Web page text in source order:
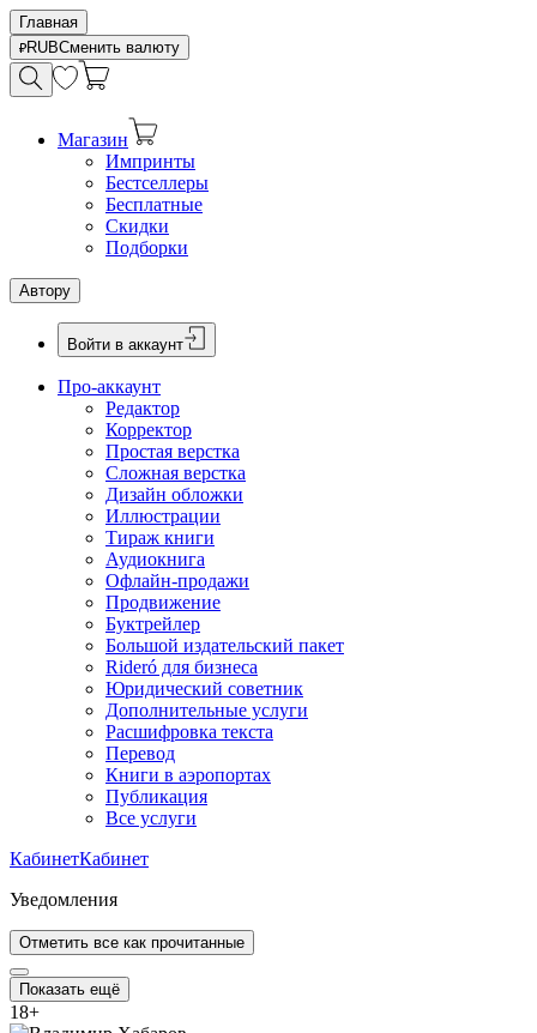
Главная
RUBСменить валюту
Магазин
Импринты
Бестселлеры
Бесплатные
Скидки
Подборки
Автору
Войти в аккаунт
Про-аккаунт
Редактор
Корректор
Простая верстка
Сложная верстка
Дизайн обложки
Иллюстрации
Тираж книги
Аудиокнига
Офлайн-продажи
Продвижение
Буктрейлер
Большой издательский пакет
Rideró для бизнеса
Юридический советник
Дополнительные услуги
Расшифровка текста
Перевод
Книги в аэропортах
Публикация
Все услуги
КабинетКабинет
Уведомления
Отметить все как прочитанные
Показать ещё
18+